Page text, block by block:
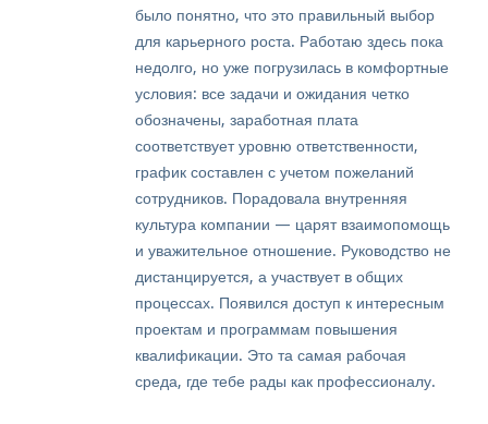
было понятно, что это правильный выбор
для карьерного роста. Работаю здесь пока
недолго, но уже погрузилась в комфортные
условия: все задачи и ожидания четко
обозначены, заработная плата
соответствует уровню ответственности,
график составлен с учетом пожеланий
сотрудников. Порадовала внутренняя
культура компании — царят взаимопомощь
и уважительное отношение. Руководство не
дистанцируется, а участвует в общих
процессах. Появился доступ к интересным
проектам и программам повышения
квалификации. Это та самая рабочая
среда, где тебе рады как профессионалу.